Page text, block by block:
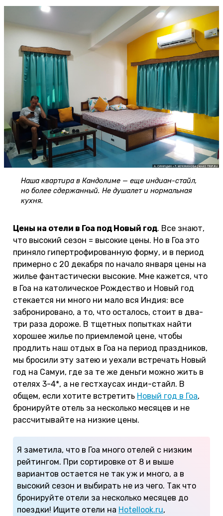
Наша квартира в Кандолиме — еще индиан-стайл,
но более сдержанный. Не душалет и нормальная
кухня.
Цены на отели в Гоа под Новый год. Все знают,
что высокий сезон = высокие цены. Но в Гоа это
приняло гипертрофированную форму, и в период
примерно с 20 декабря по начало января цены на
жилье фантастически высокие. Мне кажется, что
в Гоа на католическое Рождество и Новый год
стекается ни много ни мало вся Индия: все
забронировано, а то, что осталось, стоит в два-
три раза дороже. В тщетных попытках найти
хорошее жилье по приемлемой цене, чтобы
продлить наш отдых в Гоа на период праздников,
мы бросили эту затею и уехали встречать Новый
год на Самуи, где за те же деньги можно жить в
отелях 3-4*, а не гестхаусах инди-стайл. В
общем, если хотите встретить Новый год в Гоа,
бронируйте отель за несколько месяцев и не
рассчитывайте на низкие цены.
Я заметила, что в Гоа много отелей с низким
рейтингом. При сортировке от 8 и выше
вариантов остается не так уж и много, а в
высокий сезон и выбирать не из чего. Так что
бронируйте отели за несколько месяцев до
поездки! Ищите отели на Hotellook.ru,